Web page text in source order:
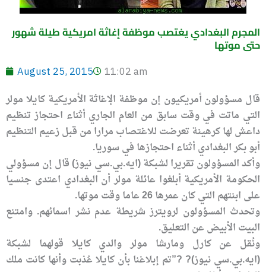
المجرم البغدادي يغتصب موظفة إغاثة امريكية طيلة شهور
حتى موتها
August 25, 2015 11:02 am
قال مسؤولون أمريكيون إن موظفة الإغاثة الأمريكية كايلا مولر
التي ماتت في وقت سابق من العام الجاري أثناء احتجاز تنظيم
داعش لها كرهينة تعرضت للاغتصاب مرارا من قبل زعيم التنظيم
أبو بكر البغدادي أثناء احتجازها في سوريا.
وأكد المسؤولون تقريرا لشبكة (ايه.بي.سي نيوز) قال إن مسؤولي
الحكومة الأمريكية أبلغوا عائلة مولر أن البغدادي اعتدى جنسيا
على ابنتهم التي كان عمرها 26 عاما وقت موتها.
وتحدث المسؤولون لرويترز شريطة عدم نشر اسمائهم. وامتنع
البيت الأبيض عن التعليق.
ونُقل عن كارل ومارشا مولر والدي كايلا قولهما لشبكة
(ايه.بي.سي نيوز)? ?”تم إبلاغنا بأن كايلا عُذبت وأنها كانت ملك